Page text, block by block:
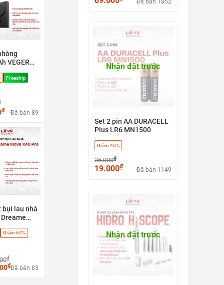
VEGER
có
find
Freeship
₫ Đã bán 89
bụi lau nhà
sàn + tự
Giảm 64%
₫
₫Đã bán 83
thế, lực hút 6000pa
Đã bán 1852
Nhận đặt trước
Set 2 pin AA DURACELL
Plus LR6 MN1500
Giảm 46%
35.000₫
19.000₫ Đã bán 1149
Nhận đặt trước